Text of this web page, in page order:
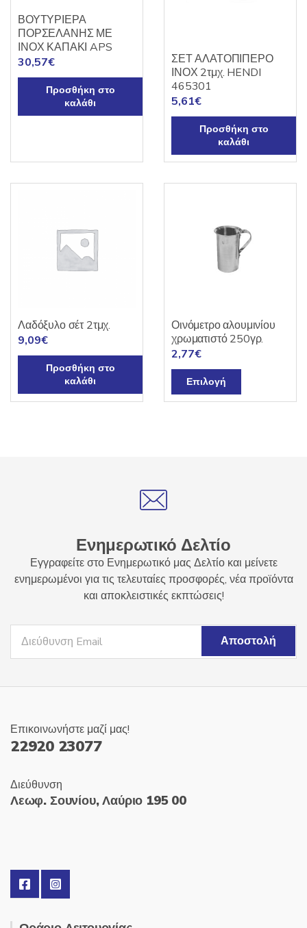
ΒΟΥΤΥΡΙΕΡΑ
ΠΟΡΣΕΛΑΝΗΣ ΜΕ
ΙΝΟΧ ΚΑΠΑΚΙ APS
30,57€
Προσθήκη στο
καλάθι
ΣΕΤ ΑΛΑΤΟΠΙΠΕΡΟ
ΙΝΟΧ 2τμχ. HENDI
465301
5,61€
Προσθήκη στο
καλάθι
Λαδόξυλο σέτ 2τμχ.
9,09€
Προσθήκη στο
καλάθι
Οινόμετρο αλουμινίου
χρωματιστό 250γρ.
2,77€
Επιλογή
το
στη
σελίδα
Ενημερωτικό Δελτίο
Εγγραφείτε στο Ενημερωτικό μας Δελτίο και μείνετε
ενημερωμένοι για τις τελευταίες προσφορές, νέα προϊόντα
και αποκλειστικές εκπτώσεις!
Επικοινωνήστε μαζί μας!
22920 23077
Διεύθυνση
Λεωφ. Σουνίου, Λαύριο 195 00